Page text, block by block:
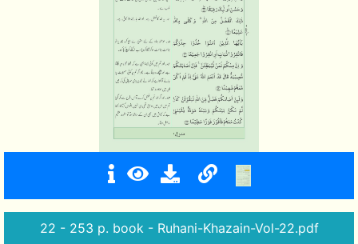
22 - 253 p. book - Ruhani-Khazain-Vol-22.pdf